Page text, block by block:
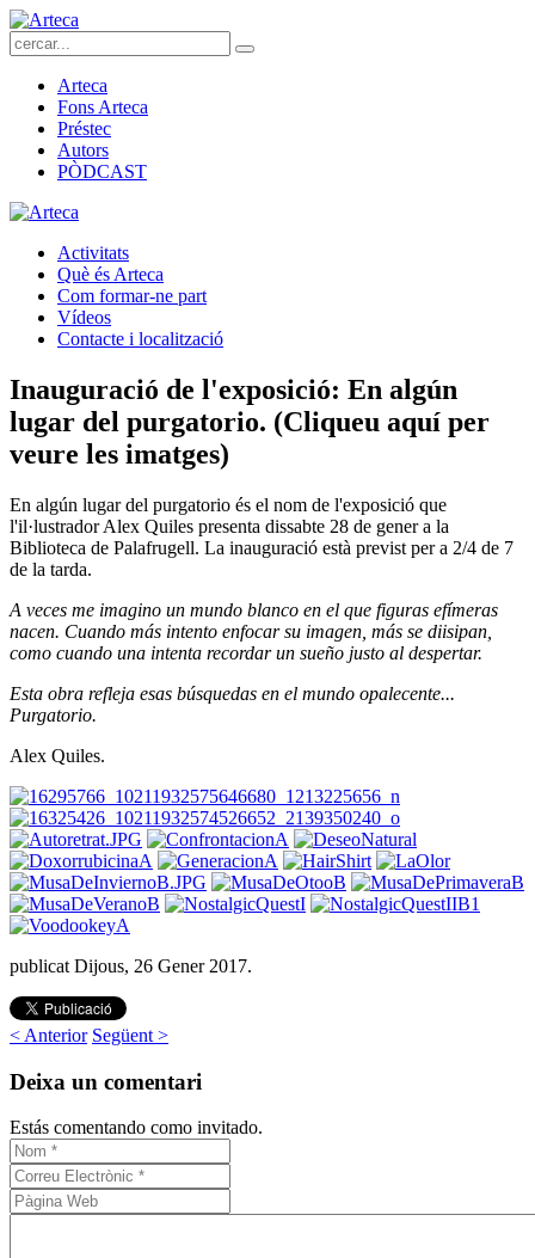
Arteca
Fons Arteca
Préstec
Autors
PÒDCAST
Activitats
Què és Arteca
Com formar-ne part
Vídeos
Contacte i localització
Inauguració de l'exposició: En algún
lugar del purgatorio. (Cliqueu aquí per
veure les imatges)
En algún lugar del purgatorio és el nom de l'exposició que
l'il·lustrador Alex Quiles presenta dissabte 28 de gener a la
Biblioteca de Palafrugell. La inauguració està previst per a 2/4 de 7
de la tarda.
A veces me imagino un mundo blanco en el que figuras efímeras
nacen. Cuando más intento enfocar su imagen, más se diisipan,
como cuando una intenta recordar un sueño justo al despertar.
Esta obra refleja esas búsquedas en el mundo opalecente...
Purgatorio.
Alex Quiles.
publicat Dijous, 26 Gener 2017.
< Anterior Següent >
Deixa un comentari
Estás comentando como invitado.